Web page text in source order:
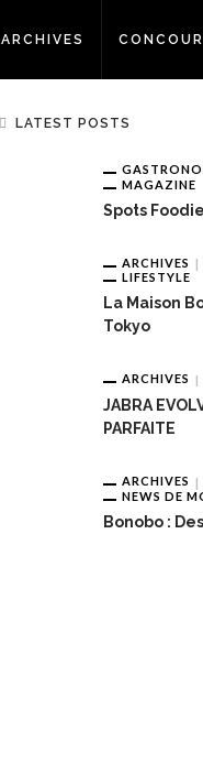
ARCHIVES
LATEST POSTS
MAGAZINE
Spots
ARCHIVES
LIFESTYLE
La Maison
Tokyo
ARCHIVES
JABRA
PARFAITE
ARCHIVES
NEWS DE
Bonobo :